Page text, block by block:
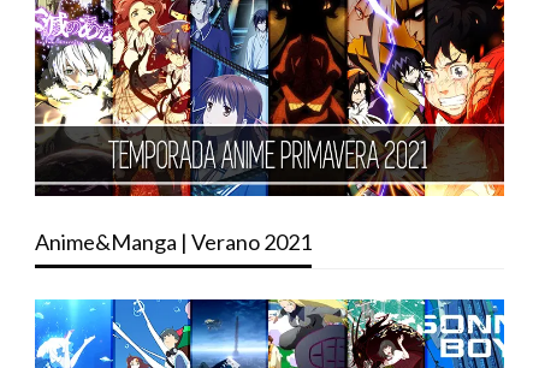
Anime&Manga | Verano 2021